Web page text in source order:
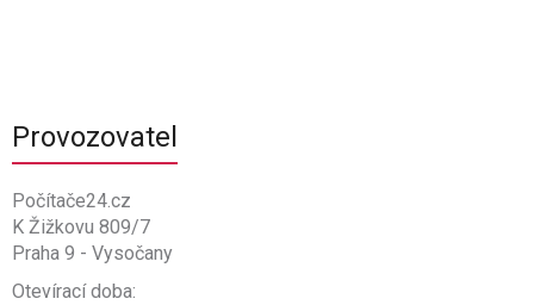
Provozovatel
Počítače24.cz
K Žižkovu 809/7
Praha 9 - Vysočany
Otevírací doba: